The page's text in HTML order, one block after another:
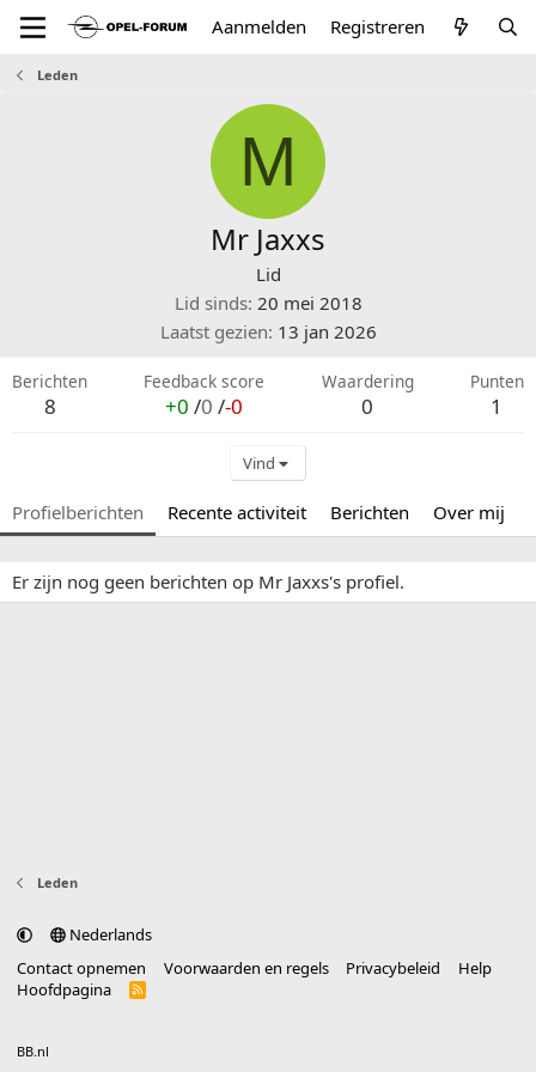
Aanmelden Registreren
Leden
M
Mr Jaxxs
Lid
Lid sinds 20 mei 2018
Laatst gezien 13 jan 2026
Berichten
8
Feedback score
+0 /0 /-0
Waardering
0
Punten
1
Vind
Profielberichten Recente activiteit Berichten Over mij
Er zijn nog geen berichten op Mr Jaxxs's profiel.
Leden
Nederlands
Contact opnemen
Voorwaarden en regels Privacybeleid
Help
Hoofdpagina
R
BB.nl